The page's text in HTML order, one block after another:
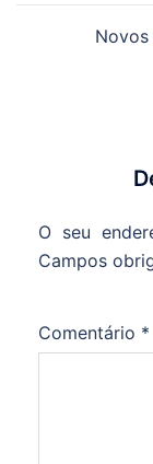
O seu
Campos
Comentário *